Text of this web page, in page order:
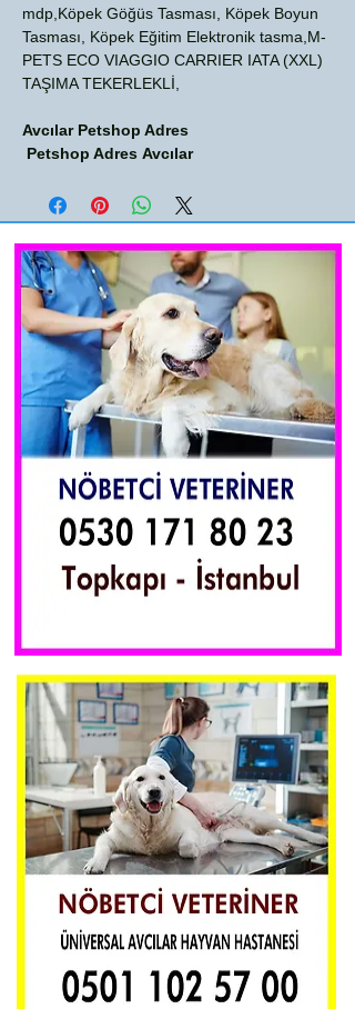
mdp,Köpek Göğüs Tasması, Köpek Boyun
Tasması, Köpek Eğitim Elektronik tasma,M-
PETS ECO VIAGGIO CARRIER IATA (XXL)
TAŞIMA TEKERLEKLİ,
Avcılar Petshop Adres
Petshop Adres Avcılar